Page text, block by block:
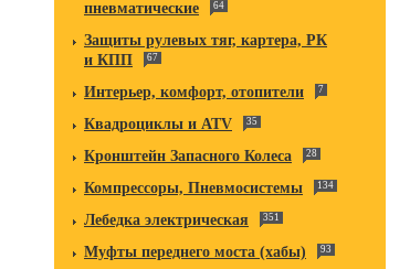
пневматические
64
Защиты рулевых тяг, картера, РК
и КПП
67
Интерьер, комфорт, отопители 7
Квадроциклы и ATV 35
Кронштейн Запасного Колеса 28
Компрессоры, Пневмосистемы 134
Лебедка электрическая 351
Муфты переднего моста (хабы) 93